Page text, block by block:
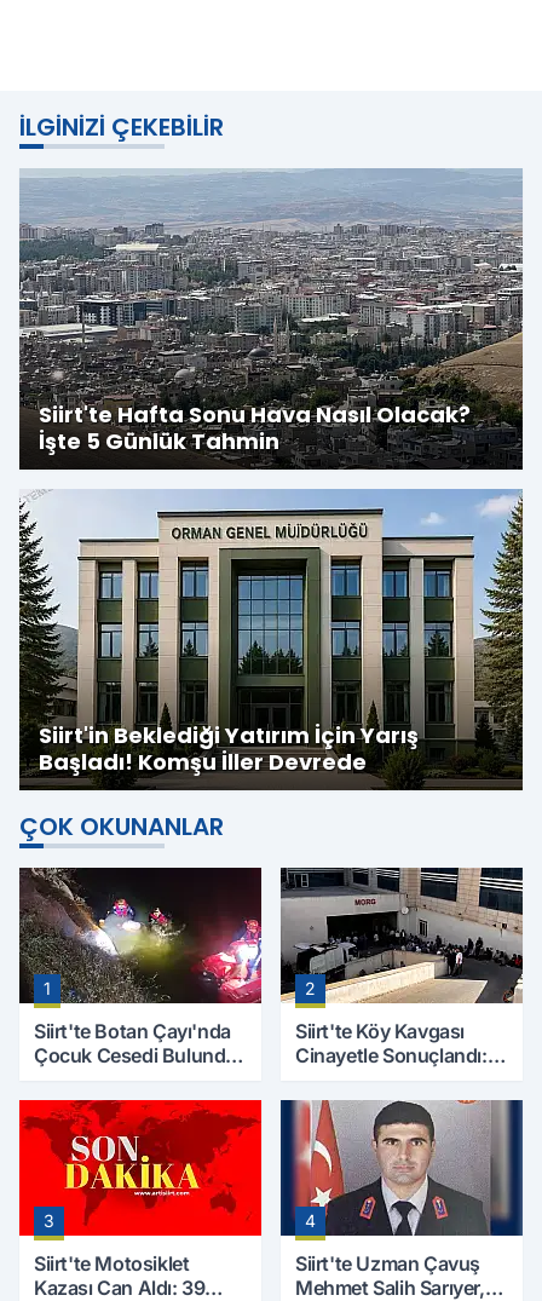
İLGINIZI ÇEKEBILIR
Siirt'te Hafta Sonu Hava Nasıl Olacak?
İşte 5 Günlük Tahmin
Siirt'in Beklediği Yatırım İçin Yarış
Başladı! Komşu İller Devrede
ÇOK OKUNANLAR
1
Siirt'te Botan Çayı'nda
Çocuk Cesedi Bulundu:
Çalışmaları Başlıyor
2
Siirt'te Köy Kavgası
Cinayetle Sonuçlandı:
Kaybetti
3
Siirt'te Motosiklet
Kazası Can Aldı: 39
4
Siirt'te Uzman Çavuş
Mehmet Salih Sarıyer,